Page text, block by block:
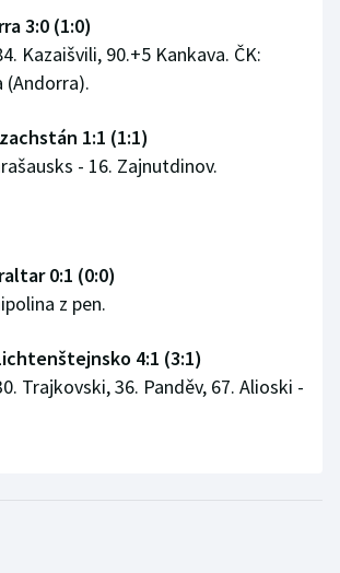
3:0 (1:0)
Kazaišvili, 90.+5 Kankava. ČK:
(Andorra).
1:1 (1:1)
- 16. Zajnutdinov.
0:1 (0:0)
z pen.
4:1 (3:1)
Trajkovski, 36. Panděv, 67. Alioski -